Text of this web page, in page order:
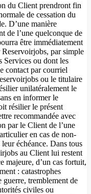
du Client prendront fin
de cessation du
D’une manière
de l’une quelconque de
être immédiatement
par simple
Services ou dont les
contact par courriel
ou le titulaire
unilatéralement le
en informer le
résilier le présent
recommandée avec
par le Client de l’une
en cas de non-
échéance. Dans tous
au Client lui restent
majeure, d’un cas fortuit,
: catastrophes
guerre, tremblement de
civiles ou